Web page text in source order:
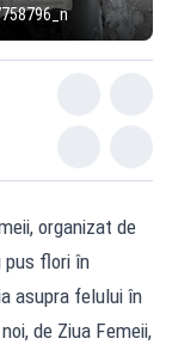
organizat de
pus flori în
asupra felului în
de Ziua Femeii,